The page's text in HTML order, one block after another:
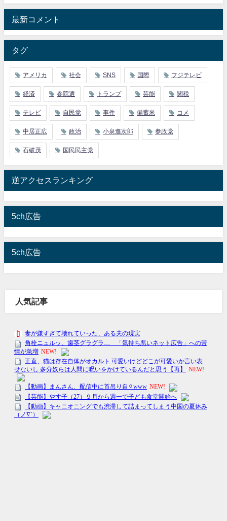
最新コメント
タグ
アメリカ 社会 SNS 国際 フジテレビ
経済 参院選 トランプ 芸能 関税
テレビ 自民党 事件 備蓄米 コメ
中居正広 政治 小泉進次郎 参政党
石破茂 国民民主党
逆アクセスランキング
5ch広告
5ch広告
人気記事